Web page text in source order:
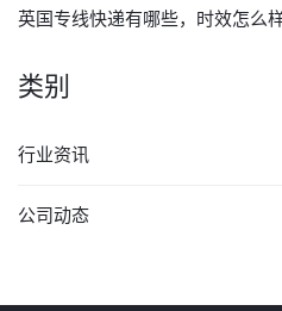
英国专线快递有哪些，时效怎么样
类别
行业资讯
公司动态